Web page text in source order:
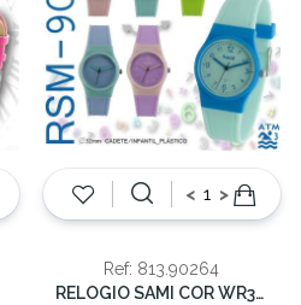
< >
Ref: 813.90264
RELOGIO SAMI COR WR30M